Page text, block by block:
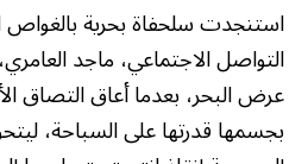
استنجدت سلحفاة بحرية بالغواص
التواصل الاجتماعي، ماجد
عرض البحر، بعدما أعاق التصاق
بجسمها قدرتها على السباحة،